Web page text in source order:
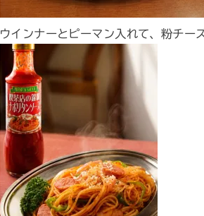
ウインナーとピーマン入れて、粉チー